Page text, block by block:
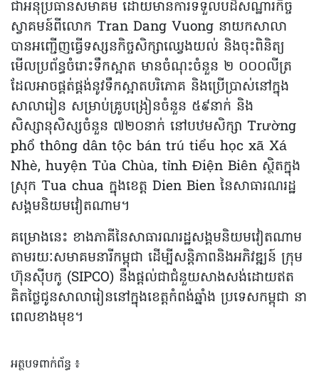
ជាអនុប្រធានសមាគម ដោយមានការទទួលបដិសណ្ឋារកិច្ច
ស្វាគមន៍ពីលោក Tran Dang Vuong នាយកសាលា
បានអញ្ជើញធ្វើទស្សនកិច្ចសិក្សាឈ្វេងយល់ និងចុះពិនិត្យ
មើលប្រព័ន្ធចំរោះទឹកស្អាត មានចំណុះចំនួន ២ ០០០លីត្រ
ដែលអាចផ្គត់ផ្គង់នូវទឹកស្អាតបរិភោគ និងប្រើប្រាស់នៅក្នុង
សាលារៀន សម្រាប់គ្រូបង្រៀនចំនួន ៥៩នាក់ និង
សិស្សានុសិស្សចំនួន ៧២០នាក់ នៅបឋមសិក្សា Trường
phổ thông dân tộc bán trú tiểu học xã Xá
Nhè, huyện Tủa Chùa, tỉnh Điện Biên ស្ថិតក្នុង
ស្រុក Tua chua ក្នុងខេត្ត Dien Bien នៃសាធារណរដ្ឋ
សង្គមនិយមវៀតណាម។
គម្រោងនេះ ខាងភាគីនៃសាធារណរដ្ឋសង្គមនិយមវៀតណាម
តាមរយៈសមាគមនារីកម្ពុជា ដើម្បីសន្តិភាពនិងអភិវឌ្ឍន៍ ក្រុម
ហ៊ុនស៊ីបកូ (SIPCO) នឹងផ្តល់ជាជំនួយសាងសង់ដោយឥត
គិតថ្លៃជូនសាលារៀននៅក្នុងខេត្តកំពង់ឆ្នាំង ប្រទេសកម្ពុជា នា
ពេលខាងមុខ។
អត្ថបទពាក់ព័ន្ធ ៖